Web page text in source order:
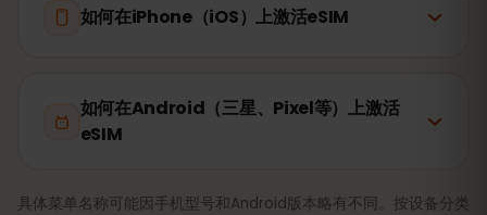
如何在iPhone（iOS）上激活eSIM
如何在Android（三星、Pixel等）上激活
eSIM
具体菜单名称可能因手机型号和Android版本略有不同。按设备分类